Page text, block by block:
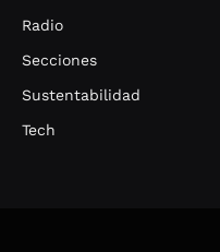
Radio
Secciones
Sustentabilidad
Tech